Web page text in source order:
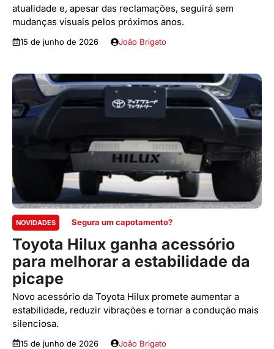
atualidade e, apesar das reclamações, seguirá sem
mudanças visuais pelos próximos anos.
15 de junho de 2026 João Brigato
NOVIDADES Segura um capotamento?
Toyota Hilux ganha acessório
para melhorar a estabilidade da
picape
Novo acessório da Toyota Hilux promete aumentar a
estabilidade, reduzir vibrações e tornar a condução mais
silenciosa.
15 de junho de 2026 João Brigato